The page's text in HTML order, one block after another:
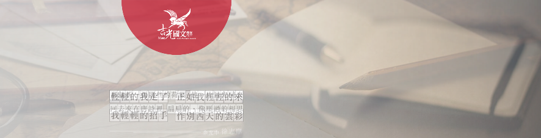
仁愛校
T:02 2701-1866
東湖教室
T:02 2632 9891
民生校